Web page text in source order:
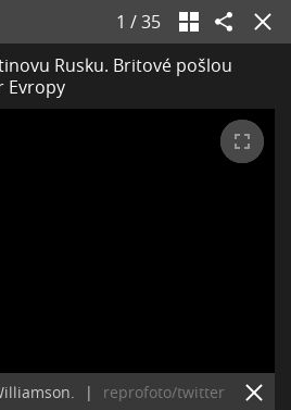
1 /35
Rusku. Britové pošlou
Evropy
| reprofoto/twitter